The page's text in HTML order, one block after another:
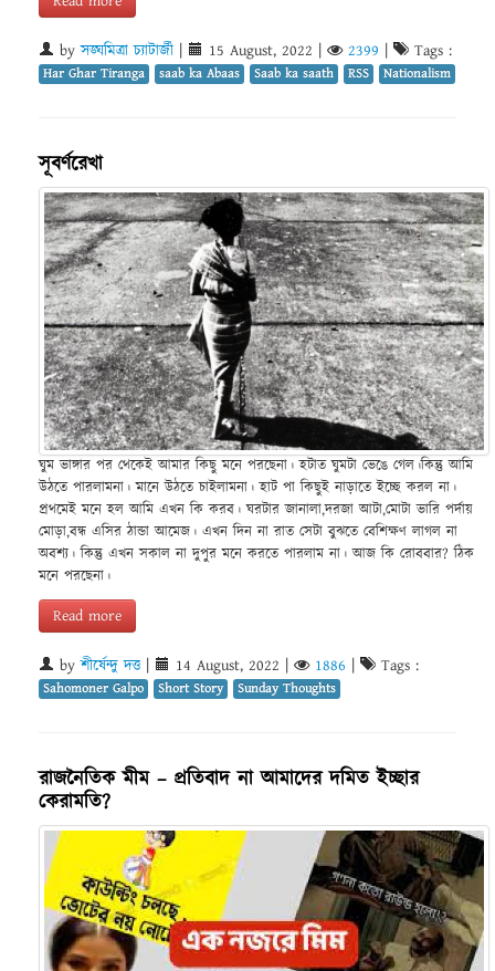
byসঙ্ঘমিত্রা চ্যাটার্জী | 15 August, 2022 | 2399 | Tags :
Har Ghar Tiranga saab ka Abaas Saab ka saath RSS Nationalism
সূবর্ণরেখা
ঘুম ভাঙ্গার পর থেকেই আমার কিছু মনে পরছেনা। হটাত ঘুমটা ভেঙে গেল।কিন্তু আমি
উঠতে পারলামনা। মানে উঠতে চাইলামনা। হাট পা কিছুই নাড়াতে ইচ্ছে করল না।
প্রথমেই মনে হল আমি এখন কি করব। ঘরটার জানালা,দরজা আটা,মোটা ভারি পর্দায়
মোড়া,বন্ধ এসির ঠান্ডা আমেজ। এখন দিন না রাত সেটা বুঝতে বেশিক্ষণ লাগল না
অবশ্য। কিন্তু এখন সকাল না দুপুর মনে করতে পারলাম না। আজ কি রোববার? ঠিক
মনে পরছেনা।
Read more
byশীর্ষেন্দু দত্ত| 14 August, 2022 | 1886 | Tags :
Sahomoner Galpo Short Story Sunday Thoughts
রাজনৈতিক মীম – প্রতিবাদ না আমাদের দমিত ইচ্ছার
কেরামতি?